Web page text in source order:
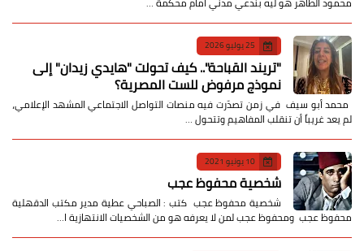
25 يوليو 2026
​"تريند القباحة".. كيف تحولت "هايدي زيدان" إلى
نموذج مرفوض للست المصرية؟
​ محمد أبو سيف ​في زمن تصدّرت فيه منصات التواصل الاجتماعي المشهد الإعلامي،
لم يعد غريباً أن تنقلب المفاهيم وتتحول …
10 يونيو 2021
شخصية محفوظ عجب
شخصية محفوظ عجب كتب : الصباحي عطية مدير مكتب الدقهلية
محفوظ عجب ومحفوظ عجب لمن لا يعرفه هو من الشخصيات الانتهازية ا…